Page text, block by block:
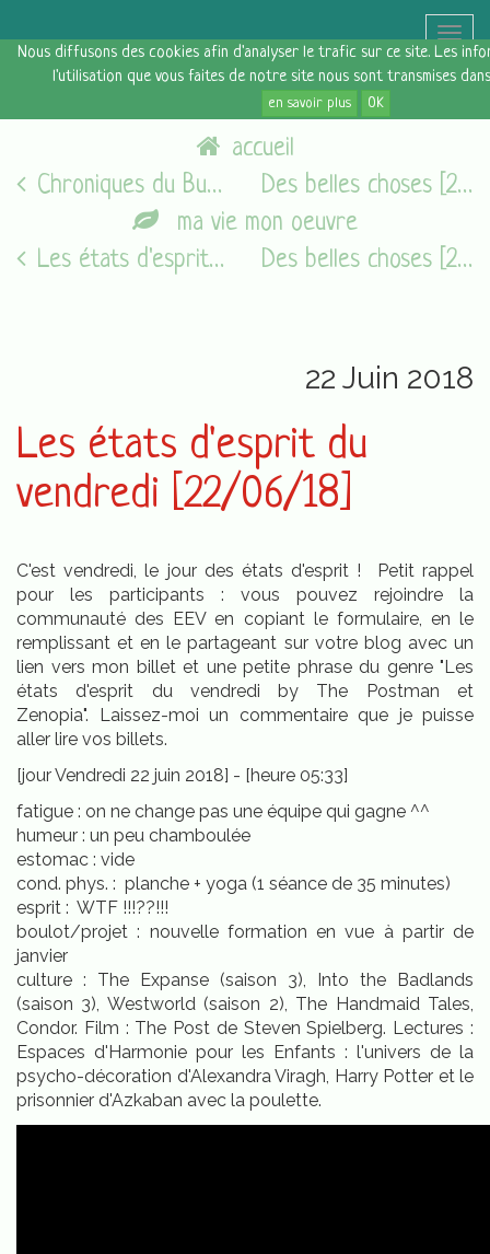
Nous diffusons des cookies afin d'analyser le trafic sur ce site. Les
l'utilisation que vous faites de notre site nous sont transmises
en savoir plus OK
Toggle
accueil
Chroniques du Burn Out #2
Des belles choses [24 juin 2018]
ma vie mon oeuvre
Les états d'esprit du vendredi [05/08/16]
Des belles choses [24 juin 2018]
22 Juin 2018
Les états d'esprit du
vendredi [22/06/18]
C'est vendredi, le jour des états d'esprit ! Petit rappel
pour les participants : vous pouvez rejoindre la
communauté des EEV en copiant le formulaire, en le
remplissant et en le partageant sur votre blog avec un
lien vers mon billet et une petite phrase du genre "Les
états d'esprit du vendredi by The Postman et
Zenopia". Laissez-moi un commentaire que je puisse
aller lire vos billets.
[jour Vendredi 22 juin 2018] - [heure 05:33]
fatigue : on ne change pas une équipe qui gagne ^^
humeur : un peu chamboulée
estomac : vide
cond. phys. : planche + yoga (1 séance de 35 minutes)
esprit : WTF !!!??!!!
boulot/projet : nouvelle formation en vue à partir de
janvier
culture : The Expanse (saison 3), Into the Badlands
(saison 3), Westworld (saison 2), The Handmaid Tales,
Condor. Film : The Post de Steven Spielberg. Lectures :
Espaces d'Harmonie pour les Enfants : l'univers de la
psycho-décoration d'Alexandra Viragh, Harry Potter et le
prisonnier d'Azkaban avec la poulette.